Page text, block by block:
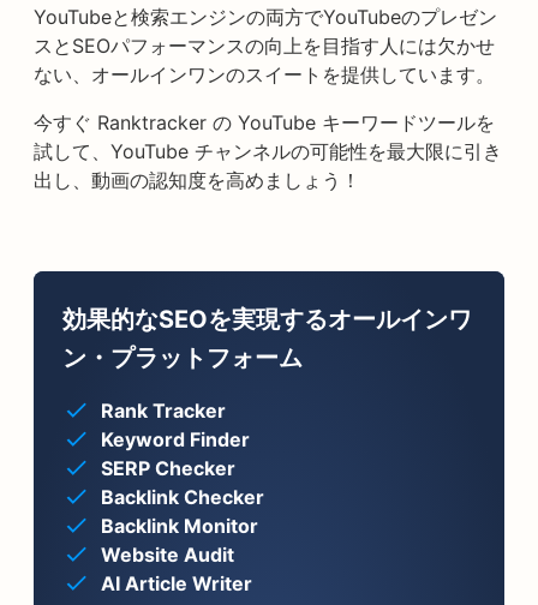
YouTubeと検索エンジンの両方でYouTubeのプレゼン
スとSEOパフォーマンスの向上を目指す人には欠かせ
ない、オールインワンのスイートを提供しています。
今すぐ Ranktracker の YouTube キーワードツールを
試して、YouTube チャンネルの可能性を最大限に引き
出し、動画の認知度を高めましょう！
効果的なSEOを実現するオールインワ
ン・プラットフォーム
Rank Tracker
Keyword Finder
SERP Checker
Backlink Checker
Backlink Monitor
Website Audit
AI Article Writer